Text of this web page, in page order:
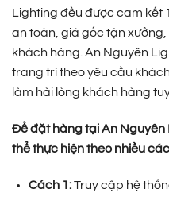
Lighting đều được cam kết
an toàn, giá gốc tận
khách hàng. An Nguyên
trang trí theo yêu cầu
làm hài lòng khách hàng
Để đặt hàng tại An
thể thực hiện theo nhiều
Cách 1:Truy cập hệ